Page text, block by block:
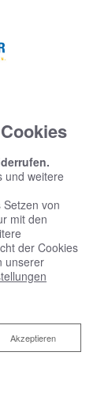
und weitere
von
mit den
der Cookies
unserer
Akzeptieren